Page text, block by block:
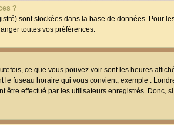
?
sont stockées dans la base de données. Pour
toutes vos préférences.
ce que vous pouvez voir sont les heures
le fuseau horaire qui vous convient, exemple :
être effectué par les utilisateurs enregistrés.